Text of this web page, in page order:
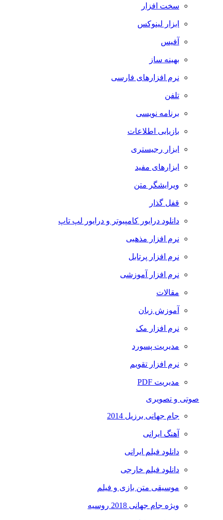
سخت افزار
ابزار لینوکس
آفیس
بهینه ساز
نرم افزارهای فارسی
تلفن
برنامه نویسی
بازیابی اطلاعات
ابزار رجیستری
ابزارهای مفید
ویرایشگر متن
قفل گذار
دانلود درایور کامپیوتر و درایور لپ تاپ
نرم افزار مذهبی
نرم افزار پرتابل
نرم افزار آموزشی
مقالات
آموزش زبان
نرم افزار مک
مدیریت پسورد
نرم افزار تقویم
مدیریت PDF
صوتی و تصویری
جام جهانی برزیل 2014
آهنگ ایرانی
دانلود فیلم ایرانی
دانلود فیلم خارجی
موسیقی متن بازی و فیلم
ویژه جام جهانی 2018 روسیه